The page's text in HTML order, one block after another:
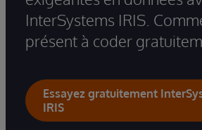
InterSystems IRIS.
présent à coder
Essayez gratuitement
IRIS